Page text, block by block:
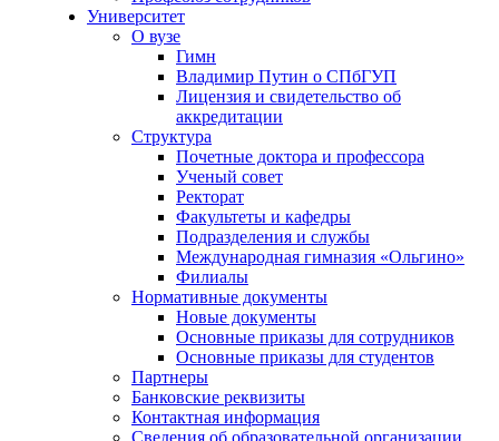
Университет
О вузе
Гимн
Владимир Путин о СПбГУП
Лицензия и свидетельство об
аккредитации
Структура
Почетные доктора и профессора
Ученый совет
Ректорат
Факультеты и кафедры
Подразделения и службы
Международная гимназия «Ольгино»
Филиалы
Нормативные документы
Новые документы
Основные приказы для сотрудников
Основные приказы для студентов
Партнеры
Банковские реквизиты
Контактная информация
Сведения об образовательной организации